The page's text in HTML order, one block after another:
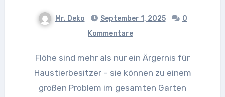
Mr. Deko September 1, 2025
0
Kommentare
Flöhe sind mehr als nur ein Ärgernis für
Haustierbesitzer – sie können zu einem
großen Problem im gesamten Garten